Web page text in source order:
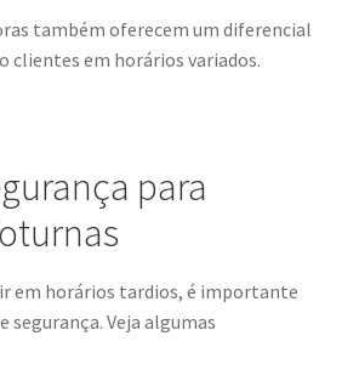
também oferecem um diferencial
em horários variados.
para
em horários tardios, é importante
segurança. Veja algumas